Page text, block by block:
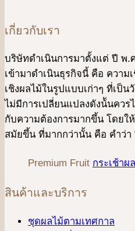
เกี่ยวกับเรา
บริษัทดําเนินการมาตั้งแต่ ปี พ.
เข้ามาดําเนินธุรกิจนี้ คือ ความ
เชิงผลไม้ในรูปแบบเก่าๆ ที่เป็
ไม่มีการเปลี่ยนแปลงดังน้ันควร
กับความต้องการมากขึ้น โดย
สมัยขึ้น ที่มากกว่านั้น คือ คําว่า
Premium Fruit กระเช้าผ
สินค้าและบริการ
ชุดผลไม้ตามเทศกาล